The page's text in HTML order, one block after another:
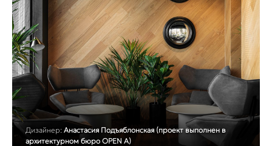
Дизайнер: Анастасия Подъяблонская (проект выполнен в
архитектурном бюро OPEN A)